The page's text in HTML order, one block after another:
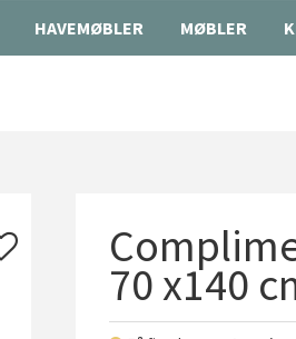
HAVEMØBLER MØBLER
70 x140